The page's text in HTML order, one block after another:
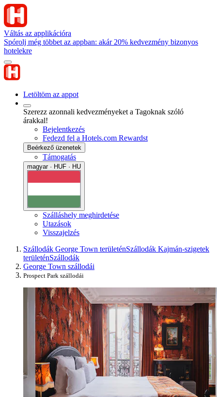
Váltás az applikációra
Spórolj még többet az appban: akár 20% kedvezmény bizonyos
hotelekre
Letöltöm az appot
Szerezz azonnali kedvezményeket a Tagoknak szóló
árakkal!
Bejelentkezés
Fedezd fel a Hotels.com Rewardst
Beérkező üzenetek
Támogatás
magyar · HUF · HU
Szálláshely meghirdetése
Utazások
Visszajelzés
Szállodák George Town területénSzállodák Kajmán-szigetek
területénSzállodák
George Town szállodái
Prospect Park szállodái